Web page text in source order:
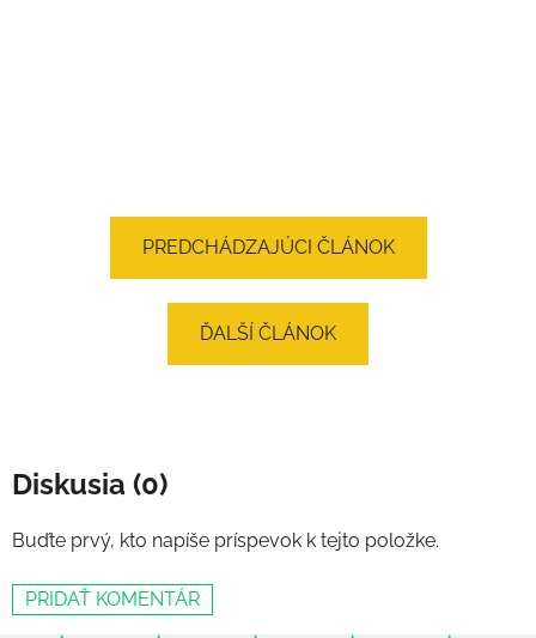
PREDCHÁDZAJÚCI ČLÁNOK
ĎALŠÍ ČLÁNOK
Diskusia (0)
Buďte prvý, kto napíše príspevok k tejto položke.
PRIDAŤ KOMENTÁR